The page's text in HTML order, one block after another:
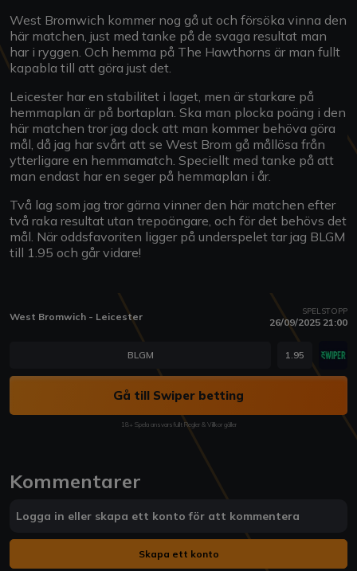
West Bromwich kommer nog gå ut och försöka vinna den
här matchen, just med tanke på de svaga resultat man
har i ryggen. Och hemma på The Hawthorns är man fullt
kapabla till att göra just det.
Leicester har en stabilitet i laget, men är starkare på
hemmaplan är på bortaplan. Ska man plocka poäng i den
här matchen tror jag dock att man kommer behöva göra
mål, då jag har svårt att se West Brom gå mållösa från
ytterligare en hemmamatch. Speciellt med tanke på att
man endast har en seger på hemmaplan i år.
Två lag som jag tror gärna vinner den här matchen efter
två raka resultat utan trepoängare, och för det behövs det
mål. När oddsfavoriten ligger på underspelet tar jag BLGM
till 1.95 och går vidare!
West Bromwich - Leicester SPELSTOPP
26/09/2025 21:00
BLGM 1.95
Gå till Swiper betting
18+ Spela ansvarsfullt Regler & Villkor gäller
Kommentarer
Logga in eller skapa ett konto för att kommentera
Skapa ett konto